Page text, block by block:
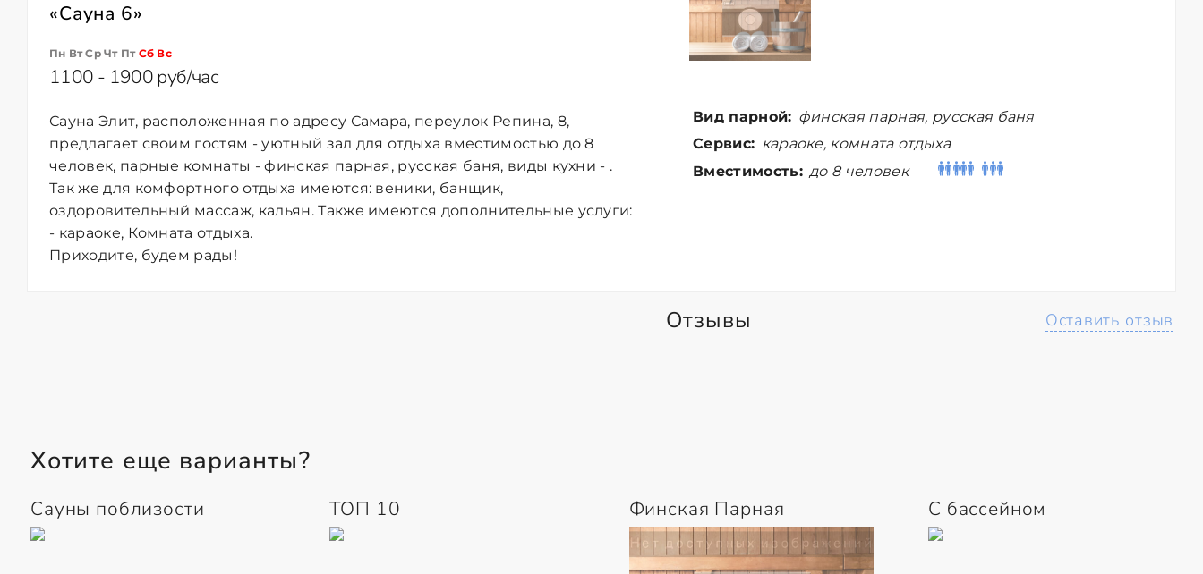
«Сауна 6»
Пн Вт Ср Чт Пт Сб Вс
1100 - 1900 руб/час
Сауна Элит, расположенная по адресу Самара, переулок Репина, 8,
предлагает своим гостям - уютный зал для отдыха вместимостью до 8
человек, парные комнаты - финская парная, русская баня, виды кухни - .
Так же для комфортного отдыха имеются: веники, банщик,
оздоровительный массаж, кальян. Также имеются дополнительные услуги:
- караоке, Комната отдыха.
Приходите, будем рады!
Вид парной: финская парная, русская баня
Сервис: караоке, комната отдыха
Вместимость: до 8 человек
Отзывы Оставить отзыв
Хотите еще варианты?
Сауны поблизости ТОП 10 Финская Парная С бассейном